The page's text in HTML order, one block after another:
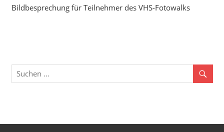
Bildbesprechung für Teilnehmer des VHS-Fotowalks